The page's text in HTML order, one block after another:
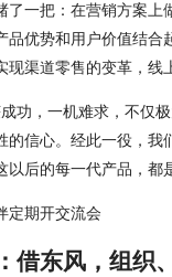
了一把：在营销方案
品优势和用户价值结
现渠道零售的变革，线
成功，一机难求，不仅
的信心。经此一役，我
以后的每一代产品，都
定期开交流会
借东风，组织